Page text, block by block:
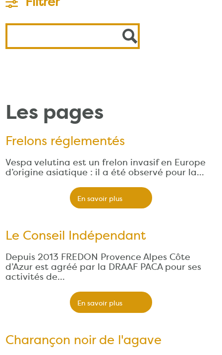
Les pages
Frelons réglementés
Vespa velutina est un frelon invasif en Europe
d’origine asiatique : il a été observé pour la…
En savoir plus
Le Conseil Indépendant
Depuis 2013 FREDON Provence Alpes Côte
d’Azur est agréé par la DRAAF PACA pour ses
activités de…
En savoir plus
Charançon noir de l'agave